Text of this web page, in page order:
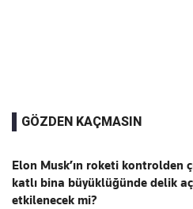
GÖZDEN KAÇMASIN
Elon Musk’ın roketi kontrolden
katlı bina büyüklüğünde delik
etkilenecek mi?